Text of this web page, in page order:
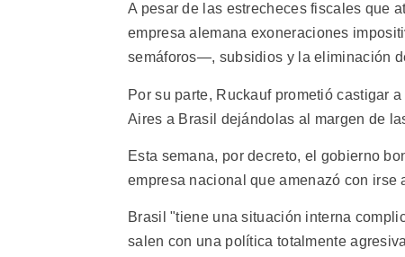
A pesar de las estrecheces fiscales que
empresa alemana exoneraciones
semáforos—, subsidios y la eliminación
Por su parte, Ruckauf prometió castigar
Aires a Brasil dejándolas al margen de
Esta semana, por decreto, el gobierno
empresa nacional que amenazó con irse
Brasil "tiene una situación interna
salen con una política totalmente